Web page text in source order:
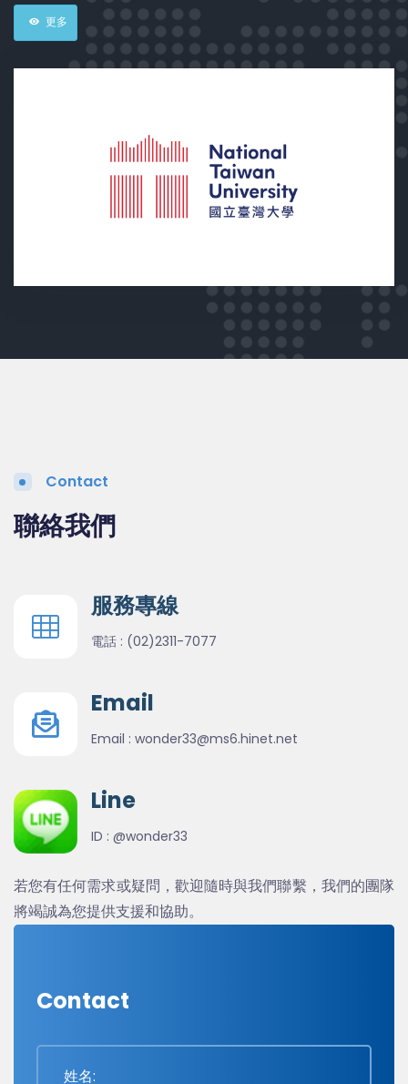
更多
Contact
聯絡我們
服務專線
電話 : (02)2311-7077
Email
Email : wonder33@ms6.hinet.net
Line
ID : @wonder33
若您有任何需求或疑問，歡迎隨時與我們聯繫，我們的團隊
將竭誠為您提供支援和協助。
Contact